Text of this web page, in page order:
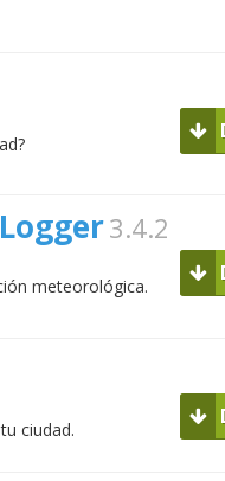
3.4.2
meteorológica.
ciudad.